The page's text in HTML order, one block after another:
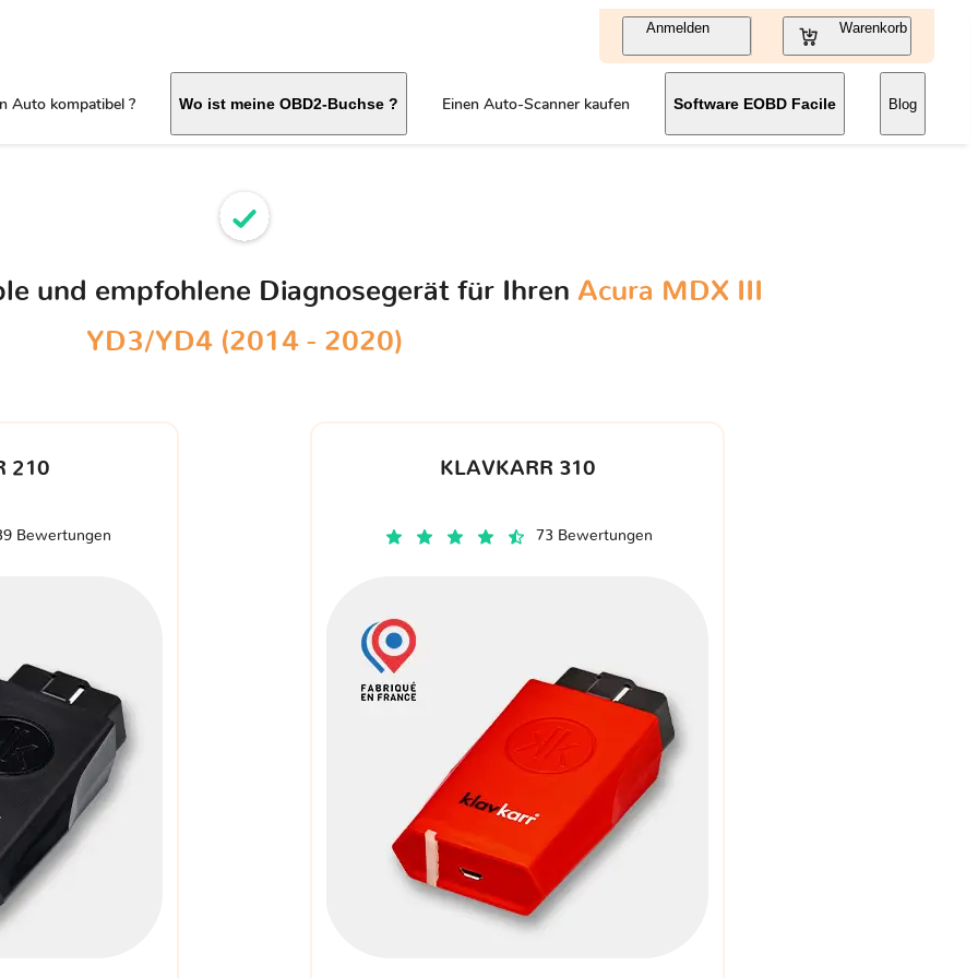
Anmelden Warenkorb
Auto kompatibel ? Wo ist meine OBD2-Buchse ? Einen Auto-Scanner kaufen Software EOBD Facile Blog
und empfohlene Diagnosegerät für Ihren Acura MDX III
YD3/YD4 (2014 - 2020)
210
Bewertungen
KLAVKARR 310
73 Bewertungen